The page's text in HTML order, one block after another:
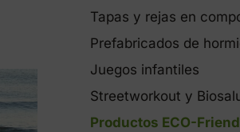
Tapas y rejas en
Prefabricados de
Juegos infantiles
Streetworkout y
Productos ECO-